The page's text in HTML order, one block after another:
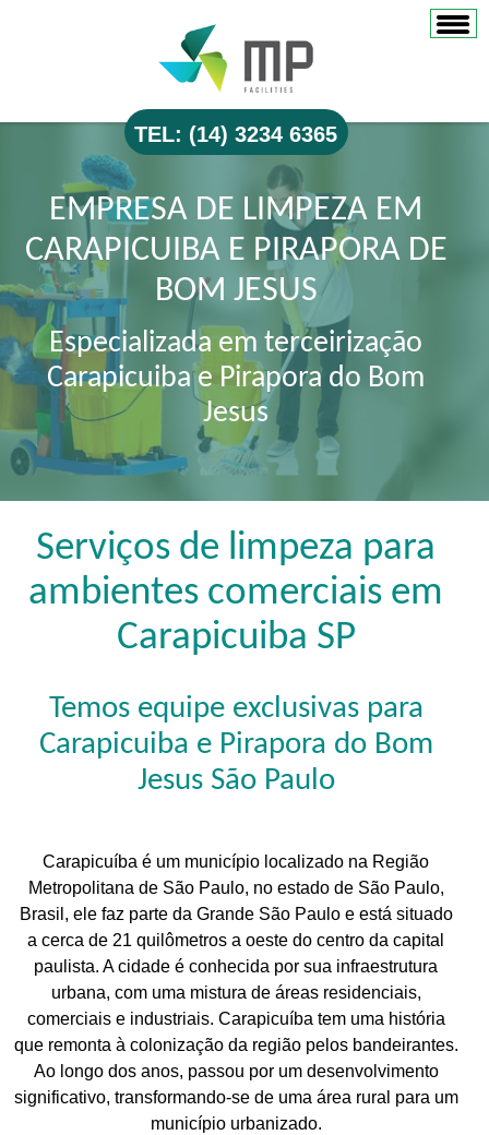
TEL: (14) 3234 6365
EMPRESA DE LIMPEZA EM
CARAPICUIBA E PIRAPORA DE
BOM JESUS
Especializada em terceirização
Carapicuiba e Pirapora do Bom
Jesus
Serviços de limpeza para
ambientes comerciais em
Carapicuiba SP
Temos equipe exclusivas para
Carapicuiba e Pirapora do Bom
Jesus São Paulo
Carapicuíba é um município localizado na Região
Metropolitana de São Paulo, no estado de São Paulo,
Brasil, ele faz parte da Grande São Paulo e está situado
a cerca de 21 quilômetros a oeste do centro da capital
paulista. A cidade é conhecida por sua infraestrutura
urbana, com uma mistura de áreas residenciais,
comerciais e industriais. Carapicuíba tem uma história
que remonta à colonização da região pelos bandeirantes.
Ao longo dos anos, passou por um desenvolvimento
significativo, transformando-se de uma área rural para um
município urbanizado.